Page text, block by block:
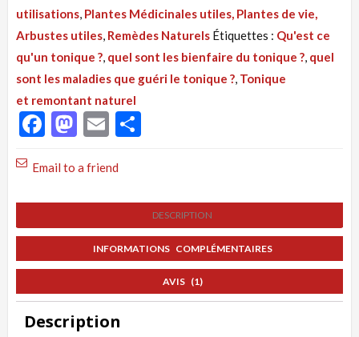
:
Tonique
et Remontant
Naturel,
Spiruline
Bio
utilisations, Plantes Médicinales utiles, Plantes de vie,
Arbustes utiles, Remèdes Naturels Étiquettes : Qu'est ce
qu'un tonique ?, quel sont les bienfaire du tonique ?, quel
sont les maladies que guéri le tonique ?, Tonique
et remontant naturel
Facebook
Mastodon
Email
Email to a friend
DESCRIPTION
INFORMATIONS COMPLÉMENTAIRES
AVIS (1)
Description